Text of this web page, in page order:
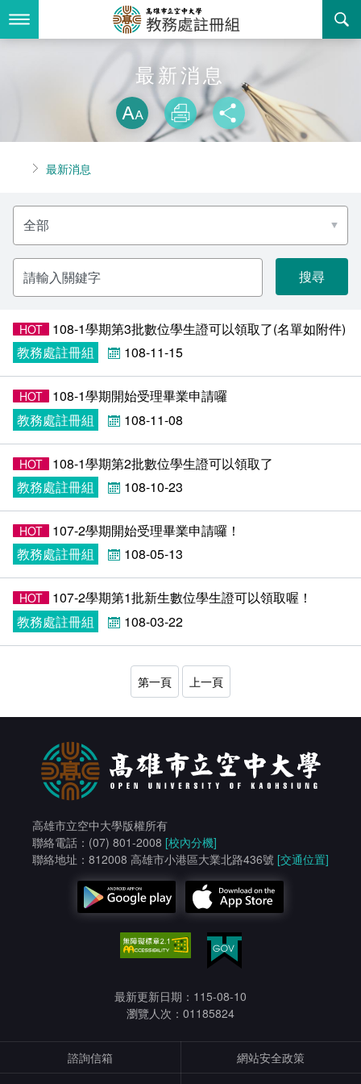
到
要
組織職掌
聯絡資訊
活動花絮
諮詢信箱
業務服務
法令規章
常見問答
相關連結
招生
招生特訊
入學
就學費用減免申請
選系申請
學分抵免及減修申請
在學
成績查詢
學生行事曆
數位學生證換發
校訊電子報
畢業
畢業申請
畢業學分配置
專業基礎必修課程
書表下載
回空大首頁
最新消息
略過字型切
放大
列印 分享
首頁最新消息
分
類
名
稱
請
輸
入
關
字HOT
108-1學期第3批數位學生證可以領取了(名單如附件)
教務處註冊組
108-11-15
HOT
108-1學期開始受理畢業申請囉
教務處註冊組
108-11-08
HOT
108-1學期第2批數位學生證可以領取了
教務處註冊組
108-10-23
HOT
107-2學期開始受理畢業申請囉！
教務處註冊組
108-05-13
HOT
107-2學期第1批新生數位學生證可以領取喔！
教務處註冊組
108-03-22
第一頁 上一頁
高雄市立空中大學版權所有
聯絡電話：(07) 801-2008 [校內分機]
聯絡地址：812008 高雄市小港區大業北路436號 [交通位置]
最新更新日期：115-08-10
瀏覽人次：01185824
諮詢信箱
網站安全政策